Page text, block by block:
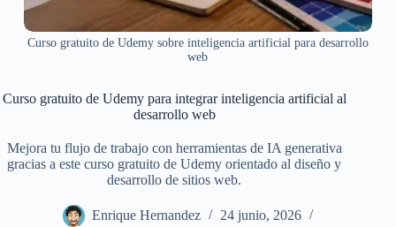
Curso gratuito de Udemy sobre inteligencia artificial para desarrollo
web
Curso gratuito de Udemy para integrar inteligencia artificial al
desarrollo web
Mejora tu flujo de trabajo con herramientas de IA generativa
gracias a este curso gratuito de Udemy orientado al diseño y
desarrollo de sitios web.
Enrique Hernandez
24 junio, 2026